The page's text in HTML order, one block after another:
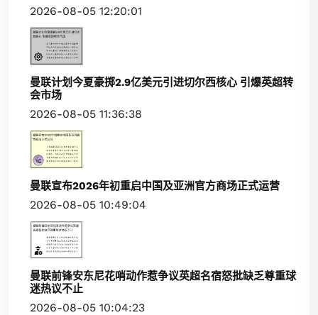
2026-08-05 12:20:01
曼联计划今夏豪掷2.9亿美元引进切尔西核心 引爆英超转
会市场
2026-08-05 11:36:38
曼联宣布2026年初重启中国及亚洲官方商场正式运营
2026-08-05 10:49:04
曼联前锋安东尼花哨动作惹争议英超名宿怒批缺乏尊重球
迷热议不止
2026-08-05 10:04:23